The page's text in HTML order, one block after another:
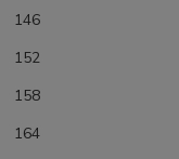
146
152
158
164